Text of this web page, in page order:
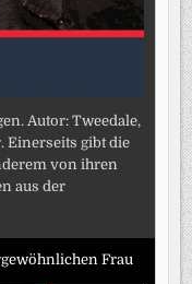
Autor: Tweedale,
Einerseits gibt die
von ihren
aus der
Frau